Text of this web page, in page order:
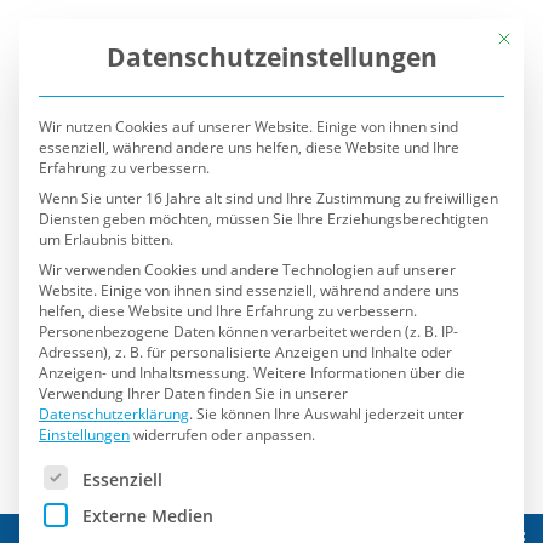
Mit
Datenschutzeinstellungen
Wir nutzen Cookies auf unserer Website. Einige von ihnen sind
essenziell, während andere uns helfen, diese Website und Ihre
Erfahrung zu verbessern.
Wenn Sie unter 16 Jahre alt sind und Ihre Zustimmung zu freiwilligen
Diensten geben möchten, müssen Sie Ihre Erziehungsberechtigten
um Erlaubnis bitten.
Wir verwenden Cookies und andere Technologien auf unserer
Website. Einige von ihnen sind essenziell, während andere uns
helfen, diese Website und Ihre Erfahrung zu verbessern.
Personenbezogene Daten können verarbeitet werden (z. B. IP-
Adressen), z. B. für personalisierte Anzeigen und Inhalte oder
Anzeigen- und Inhaltsmessung.Weitere Informationen über die
Verwendung Ihrer Daten finden Sie in unserer
Datenschutzerklärung.Sie können Ihre Auswahl jederzeit unter
Einstellungenwiderrufen oder anpassen.
Es folgt eine Liste der Service-Gruppen, für die eine
Essenziell
Externe Medien